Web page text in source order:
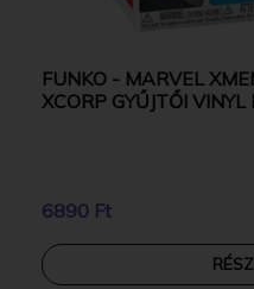
FUNKO - MARVEL
XCORP GYŰJTŐI
6890 Ft